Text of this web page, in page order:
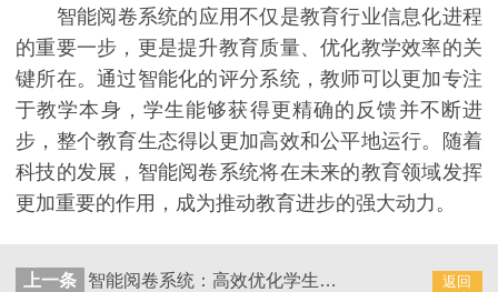
智能阅卷系统的应用不仅是教育行业信息化进程
的重要一步，更是提升教育质量、优化教学效率的关
键所在。通过智能化的评分系统，教师可以更加专注
于教学本身，学生能够获得更精确的反馈并不断进
步，整个教育生态得以更加高效和公平地运行。随着
科技的发展，智能阅卷系统将在未来的教育领域发挥
更加重要的作用，成为推动教育进步的强大动力。
返回
上一条 智能阅卷系统：高效优化学生学习，提升学校整体竞争力